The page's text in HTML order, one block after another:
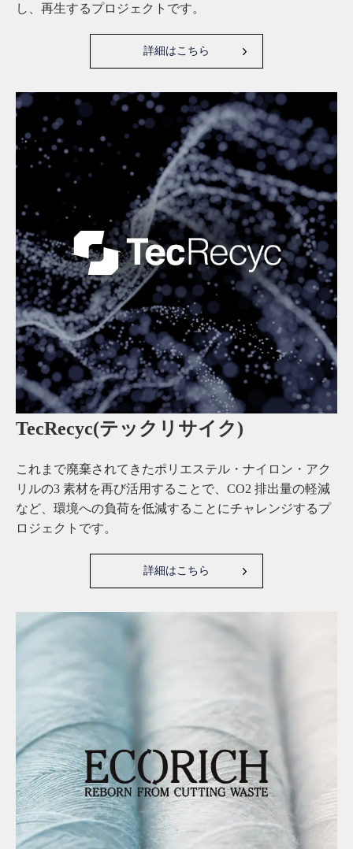
し、再生するプロジェクトです。
詳細はこちら
TecRecyc(テックリサイク)
これまで廃棄されてきたポリエステル・ナイロン・アク
リルの3 素材を再び活用することで、CO2 排出量の軽減
など、環境への負荷を低減することにチャレンジするプ
ロジェクトです。
詳細はこちら